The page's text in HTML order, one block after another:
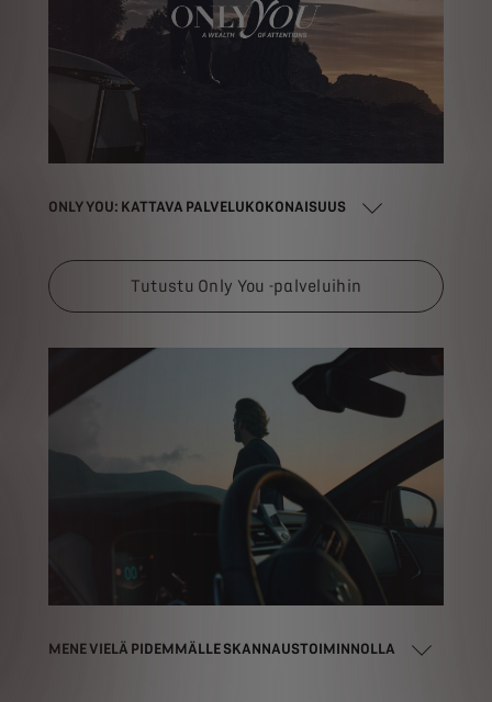
ONLY YOU: KATTAVA PALVELUKOKONAISUUS
Tutustu Only You -palveluihin
MENE VIELÄ PIDEMMÄLLE SKANNAUSTOIMINNOLLA